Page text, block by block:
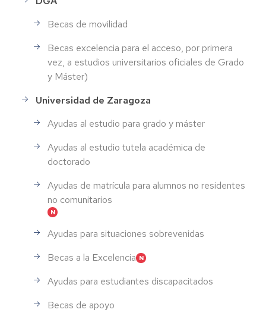
Becas de movilidad
Becas excelencia para el acceso, por primera
vez, a estudios universitarios oficiales de Grado
y Máster)
Universidad de Zaragoza
Ayudas al estudio para grado y máster
Ayudas al estudio tutela académica de
doctorado
Ayudas de matrícula para alumnos no residentes
no comunitarios
Ayudas para situaciones sobrevenidas
Becas a la Excelencia
Ayudas para estudiantes discapacitados
Becas de apoyo